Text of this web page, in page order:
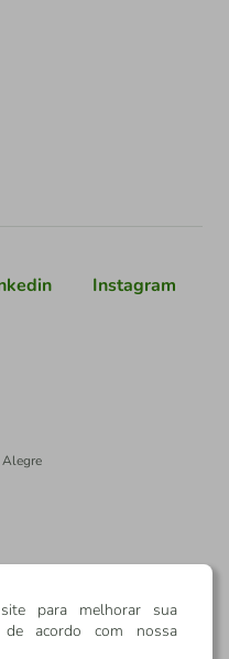
Instagram
para melhorar sua
de acordo com nossa